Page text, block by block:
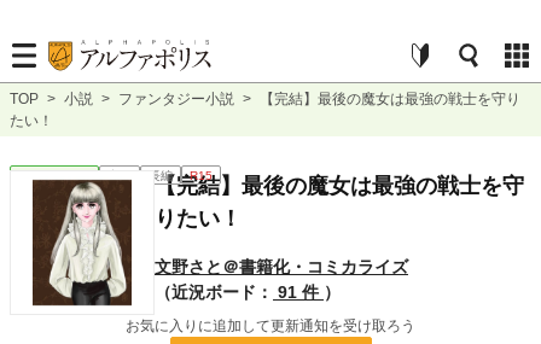
TOP > 小説 > ファンタジー小説 >
【完結】最後の魔女は最強の戦士を守り
たい！
長編 R15
【完結】最後の魔女は最強の戦士を守
りたい！
文野さと＠書籍化・コミカライズ
（近況ボード： 91 件 ）
お気に入りに追加して更新通知を受け取ろう